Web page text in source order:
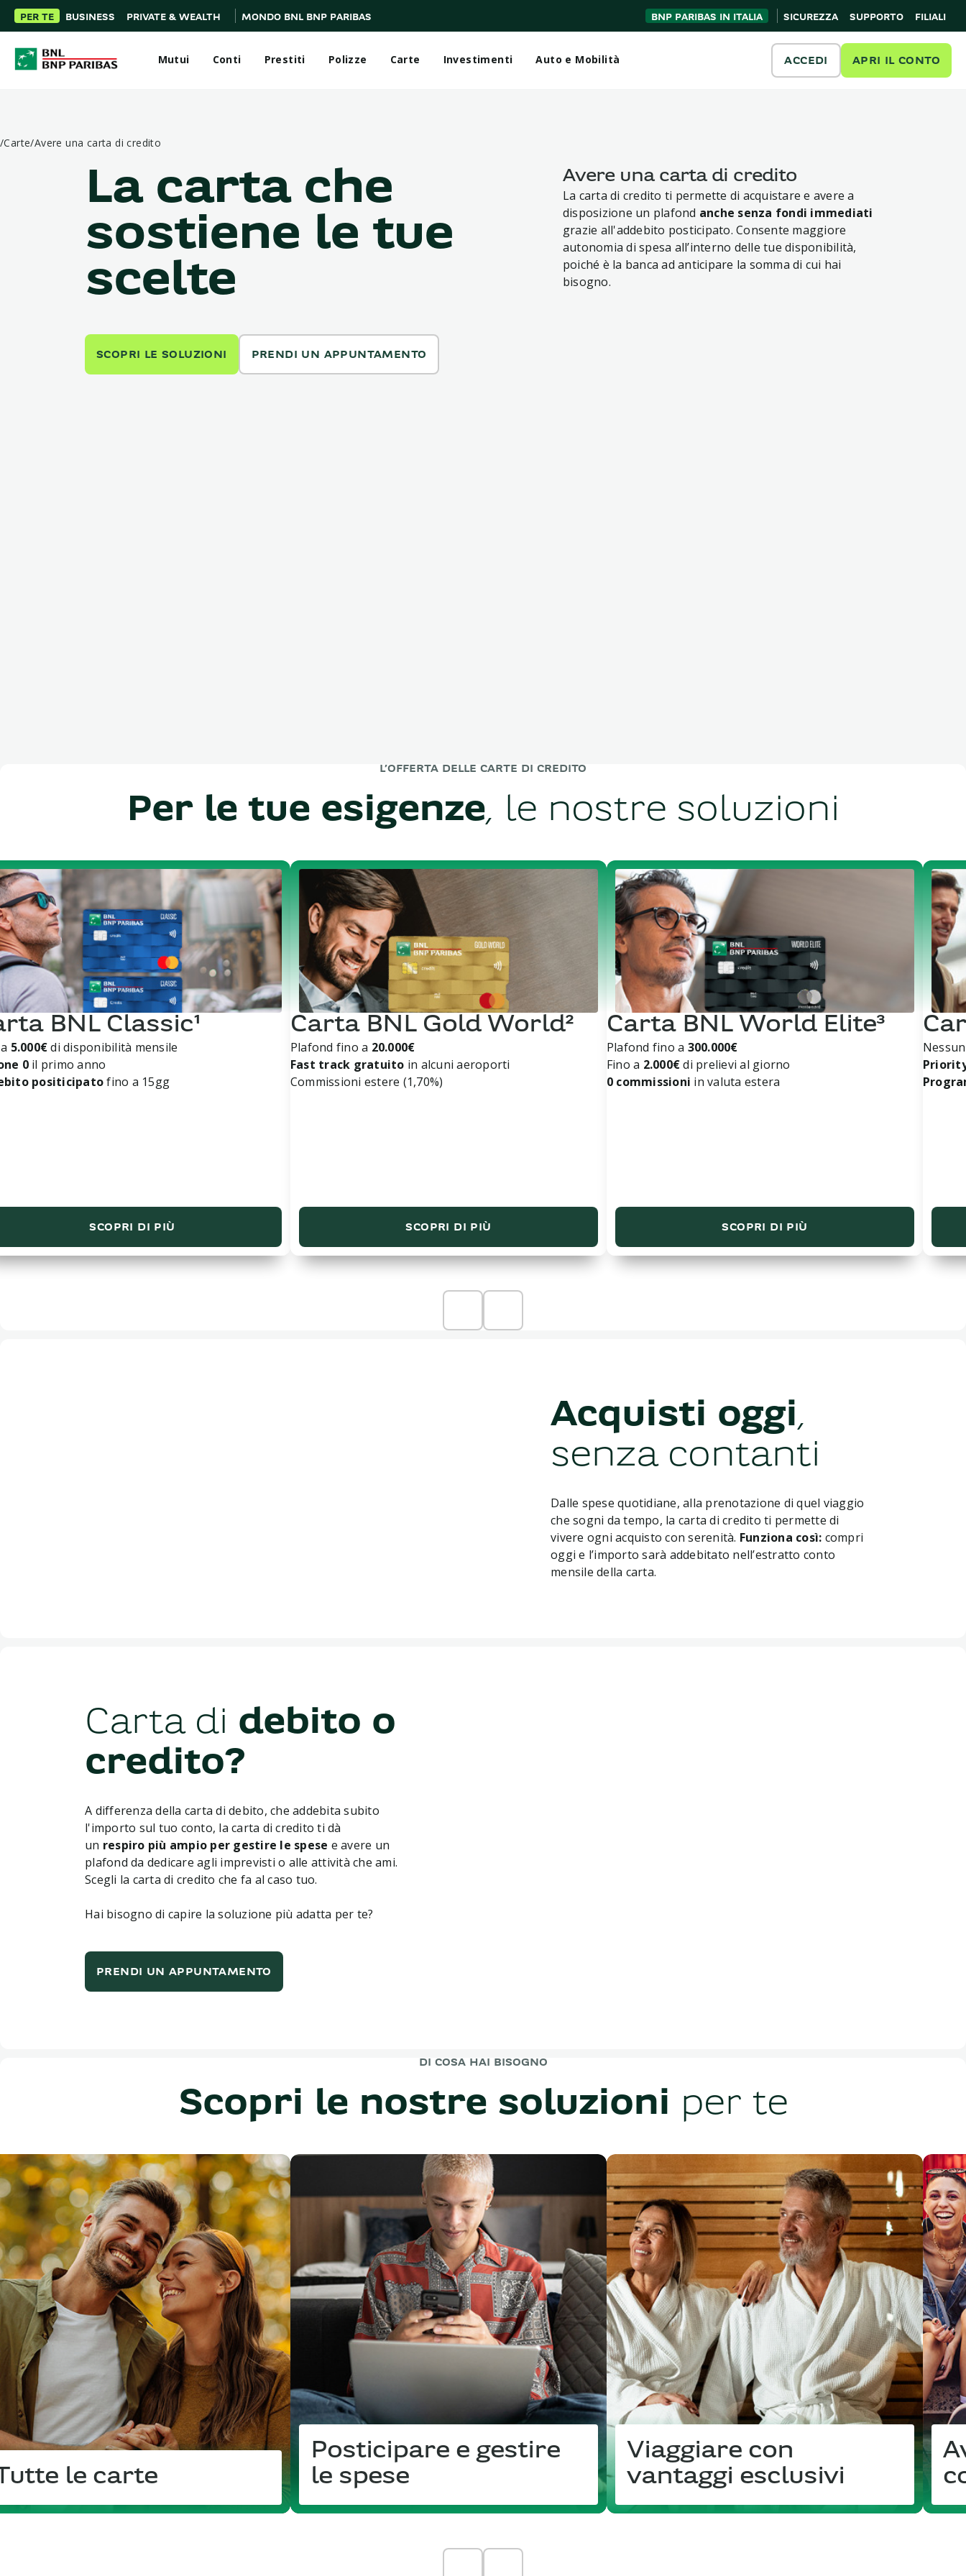
PER TE BUSINESS PRIVATE & WEALTH MONDO BNL BNP PARIBAS BNP PARIBAS IN ITALIA SICUREZZA SUPPORTO FILIALI
Mutui Conti Prestiti Polizze Carte Investimenti Auto e Mobilità ACCEDI APRI IL CONTO
/Carte/Avere una carta di credito
La carta che
sostiene le tue
scelte
SCOPRI LE SOLUZIONI PRENDI UN APPUNTAMENTO
Avere una carta di credito
La carta di credito ti permette di acquistare e avere a
disposizione un plafond anche senza fondi immediati
grazie all'addebito posticipato. Consente maggiore
autonomia di spesa all’interno delle tue disponibilità,
poiché è la banca ad anticipare la somma di cui hai
bisogno.
L’OFFERTA DELLE CARTE DI CREDITO
Per le tue esigenze, le nostre soluzioni
BNL Classic¹
5.000€di disponibilità mensile
0il primo anno
positicipatofino a 15gg
SCOPRI DI PIÙ
Carta BNL Gold World²
Plafond fino a 20.000€
Fast track gratuito in alcuni aeroporti
Commissioni estere (1,70%)
SCOPRI DI PIÙ
Carta BNL World Elite³
Plafond fino a 300.000€
Fino a 2.000€di prelievi al giorno
0 commissioni in valuta estera
SCOPRI DI PIÙ
Acquisti oggi,
senza contanti
Dalle spese quotidiane, alla prenotazione di quel viaggio
che sogni da tempo, la carta di credito ti permette di
vivere ogni acquisto con serenità. Funziona così: compri
oggi e l’importo sarà addebitato nell’estratto conto
mensile della carta.
Carta di debito o
credito?
A differenza della carta di debito, che addebita subito
l'importo sul tuo conto, la carta di credito ti dà
un respiro più ampio per gestire le spese e avere un
plafond da dedicare agli imprevisti o alle attività che ami.
Scegli la carta di credito che fa al caso tuo.
Hai bisogno di capire la soluzione più adatta per te?
PRENDI UN APPUNTAMENTO
DI COSA HAI BISOGNO
Scopri le nostre soluzioni per te
le carte
Posticipare e gestire
le spese
Viaggiare con
vantaggi esclusivi